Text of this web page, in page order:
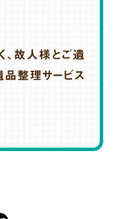
、故人様とご遺
整理サービス